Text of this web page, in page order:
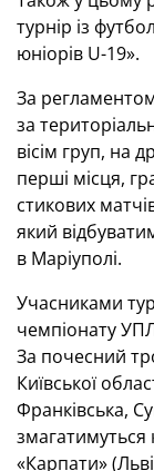
турнір із
юніорів U-19».
За
за
вісім груп, на
перші місця,
стикових
який
в Маріуполі.
Учасниками
чемпіонату
За почесний
Київської
Франківська,
змагатимуться
«Карпати»